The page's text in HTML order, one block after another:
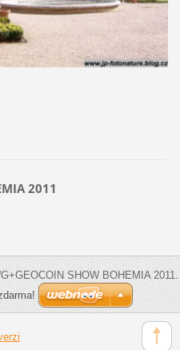
2011
SHOW BOHEMIA 2011.